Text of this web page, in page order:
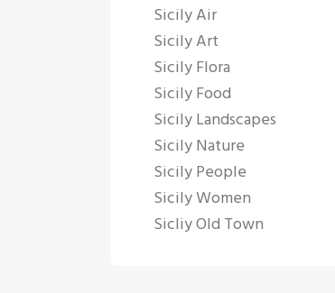
Sicily Air
Sicily Art
Sicily Flora
Sicily Food
Sicily Landscapes
Sicily Nature
Sicily People
Sicily Women
Sicliy Old Town